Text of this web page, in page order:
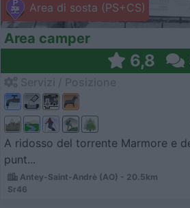
Area di sosta (PS+CS)
Area camper
6,8
A ridosso del torrente Marmore e
punt...
Antey-Saint-Andrè (AO) - 20.5km
Sr46